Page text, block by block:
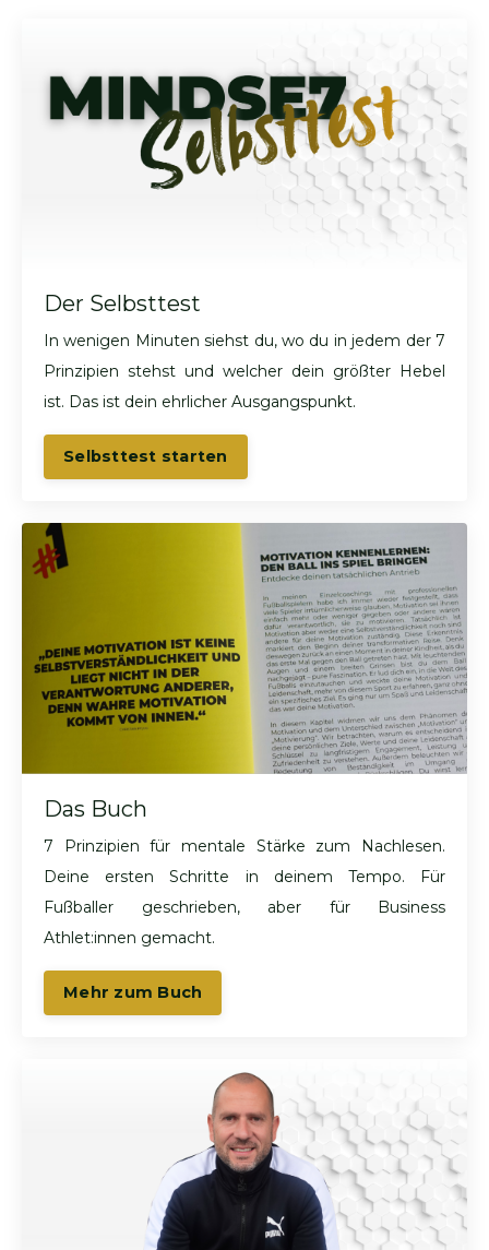
Der Selbsttest
In wenigen Minuten siehst du, wo du in jedem der 7
Prinzipien stehst und welcher dein größter Hebel
ist. Das ist dein ehrlicher Ausgangspunkt.
Selbsttest starten
Das Buch
7 Prinzipien für mentale Stärke zum Nachlesen.
Deine ersten Schritte in deinem Tempo. Für
Fußballer geschrieben, aber für Business
Athlet:innen gemacht.
Mehr zum Buch